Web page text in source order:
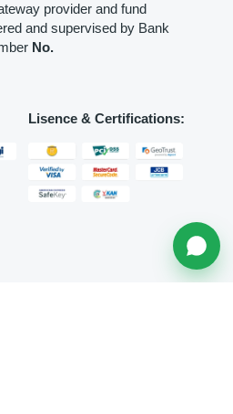
provider and fund
and supervised by Bank
No.
Lisence & Certifications: